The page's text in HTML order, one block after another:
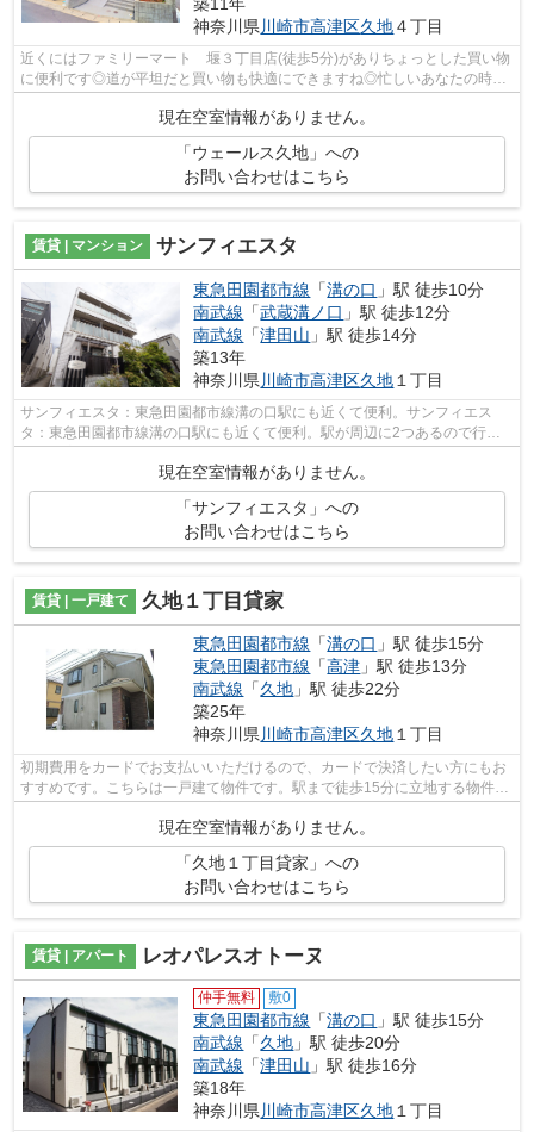
神奈川県 川崎市高津区久地４丁目
近くにはファミリーマート 堰３丁目店(徒歩5分)がありちょっとした買い物
に便利です◎道が平坦だと買い物も快適にできますね◎忙しいあなたの時間
を有効的に使えるのが敷地内ごみ置き場...
現在空室情報がありません。
「ウェールス久地」への
お問い合わせはこちら
賃貸 | マンション サンフィエスタ
東急田園都市線 「溝の口 」駅 徒歩10分
南武線 「武蔵溝ノ口 」駅 徒歩12分
南武線 「津田山 」駅 徒歩14分
築13年
神奈川県 川崎市高津区久地 １丁目
サンフィエスタ：東急田園都市線溝の口駅にも近くて便利。サンフィエス
タ：東急田園都市線溝の口駅にも近くて便利。駅が周辺に2つあるので行動
現在空室情報がありません。
「サンフィエスタ」への
お問い合わせはこちら
賃貸 | 一戸建て 久地１丁目貸家
東急田園都市線 「溝の口 」駅 徒歩15分
東急田園都市線 「高津 」駅 徒歩13分
南武線 「久地 」駅 徒歩22分
築25年
神奈川県川崎市高津区久地１丁目
初期費用をカードでお支払いいただけるので、カードで決済したい方にもお
すすめです。こちらは一戸建て物件です。駅まで徒歩15分に立地する物件で
現在空室情報がありません。
「久地１丁目貸家」への
お問い合わせはこちら
賃貸 | アパート レオパレスオトーヌ
仲手無料 敷0
東急田園都市線 「溝の口 」駅 徒歩15分
南武線 「久地 」駅 徒歩20分
南武線 「津田山 」駅 徒歩16分
築18年
神奈川県 川崎市高津区久地 １丁目